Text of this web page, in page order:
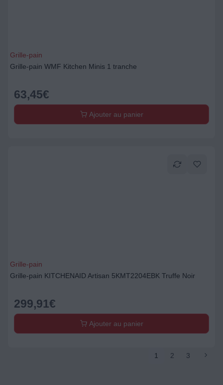
Grille-pain
Grille-pain WMF Kitchen Minis 1 tranche
63,45€
Ajouter au panier
Grille-pain
Grille-pain KITCHENAID Artisan 5KMT2204EBK Truffe Noir
299,91€
Ajouter au panier
1 2 3